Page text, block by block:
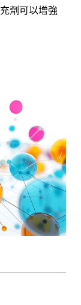
劑可以增強